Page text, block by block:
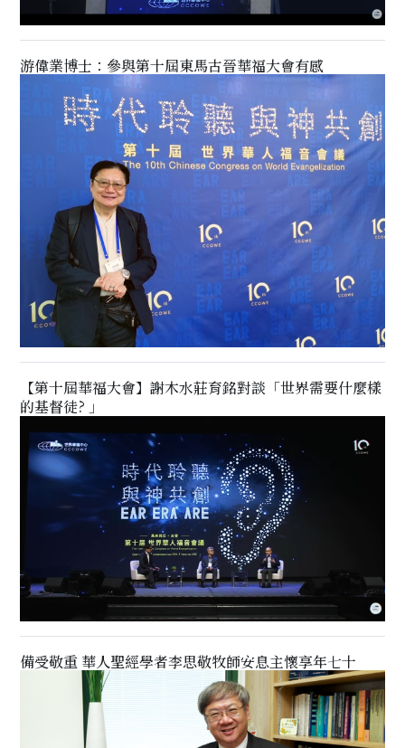
游偉業博士：參與第十屆東馬古晉華福大會有感
【第十屆華福大會】謝木水莊育銘對談「世界需要什麼樣
的基督徒? 」
備受敬重 華人聖經學者李思敬牧師安息主懷享年七十